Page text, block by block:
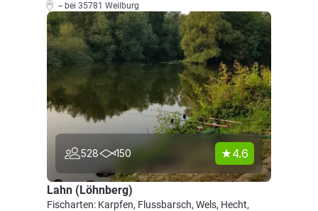
-- bei 35781 Weilburg
528 150 4.6
Lahn (Löhnberg)
Fischarten: Karpfen, Flussbarsch, Wels, Hecht,